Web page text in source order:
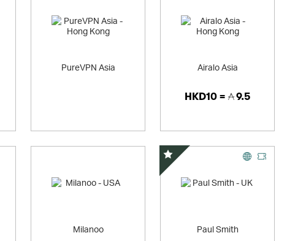
PureVPN Asia Airalo Asia
HKD10 = 9.5
Milanoo Paul Smith
スペシャルオファー